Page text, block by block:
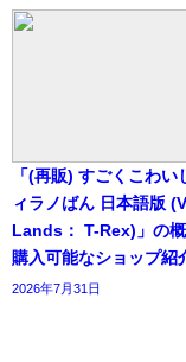
「(再販) すごくこわい
ィラノばん 日本語版
Lands： T-Rex)」の
購入可能なショップ紹
2026年7月31日